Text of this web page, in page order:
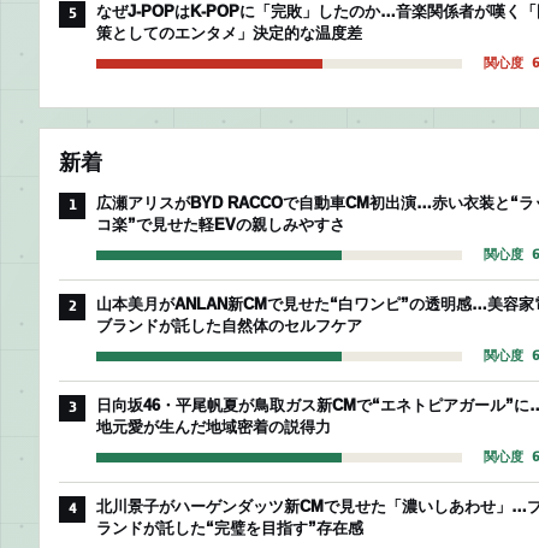
5
なぜJ-POPはK-POPに「完敗」したのか…音楽関係者が嘆く
策としてのエンタメ」決定的な温度差
関心度
新着
1
広瀬アリスがBYD RACCOで自動車CM初出演…赤い衣装と“ラ
コ楽”で見せた軽EVの親しみやすさ
関心度
2
山本美月がANLAN新CMで見せた“白ワンピ”の透明感…美容家
ブランドが託した自然体のセルフケア
関心度
3
日向坂46・平尾帆夏が鳥取ガス新CMで“エネトピアガール”に
地元愛が生んだ地域密着の説得力
関心度
4
北川景子がハーゲンダッツ新CMで見せた「濃いしあわせ」…
ランドが託した“完璧を目指す”存在感